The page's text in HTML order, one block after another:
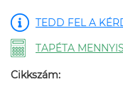
TEDD FEL A
TAPÉTA
Cikkszám: